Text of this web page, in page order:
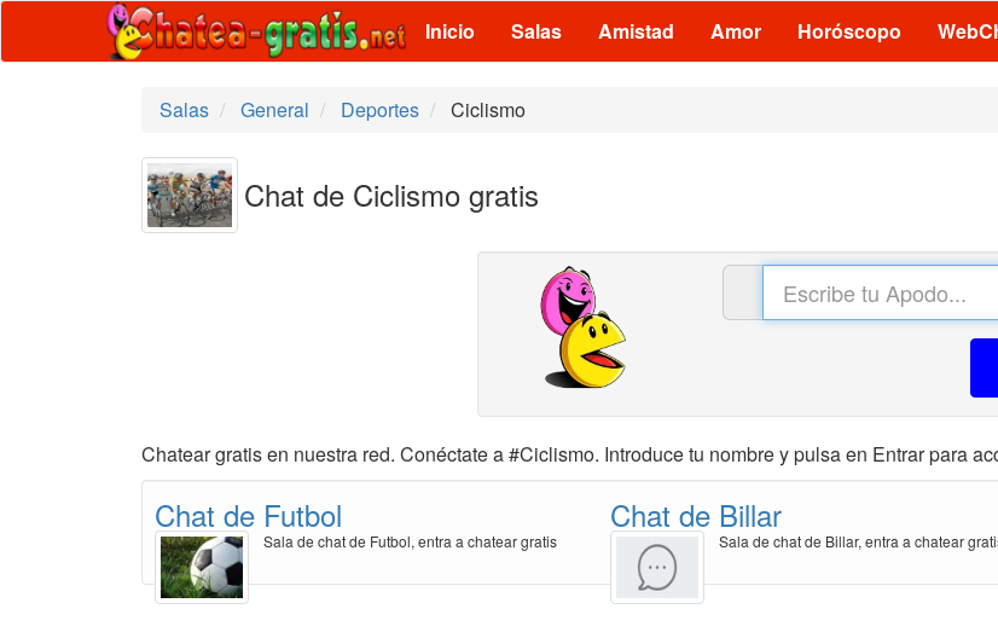
Inicio Salas Amistad Amor Horóscopo
Salas General Deportes Ciclismo
Chat de Ciclismo gratis
Chatear gratis en nuestra red. Conéctate a #Ciclismo. Introduce tu nombre y pulsa en Entrar para
Chat de Futbol
Sala de chat de Futbol, entra a chatear gratis
Chat de Billar
Sala de chat de Billar, entra a chatear